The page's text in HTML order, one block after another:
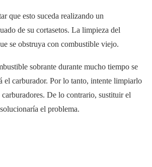
que esto suceda realizando un
de su cortasetos. La limpieza del
se obstruya con combustible viejo.
sobrante durante mucho tiempo se
el carburador. Por lo tanto, intente limpiarlo
De lo contrario, sustituir el
el problema.